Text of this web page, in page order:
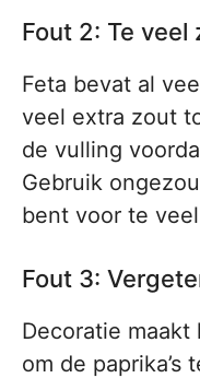
Fout 2: Te veel
Feta bevat al
veel extra zout
de vulling
Gebruik
bent voor te
Fout 3:
Decoratie
om de paprika’s